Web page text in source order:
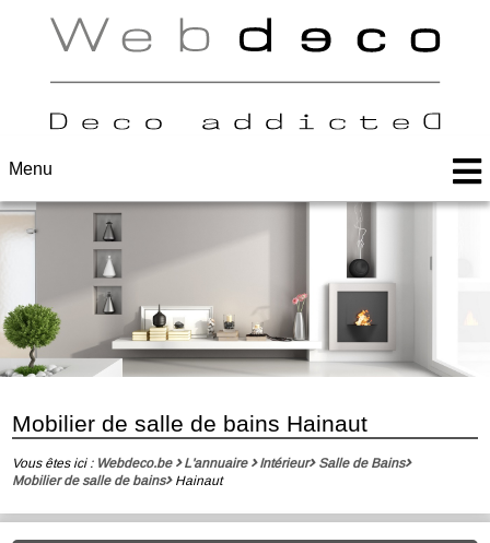
Menu
Mobilier de salle de bains Hainaut
Vous êtes ici : Webdeco.be L'annuaire Intérieur
Salle de Bains
Mobilier de salle de bains
Hainaut